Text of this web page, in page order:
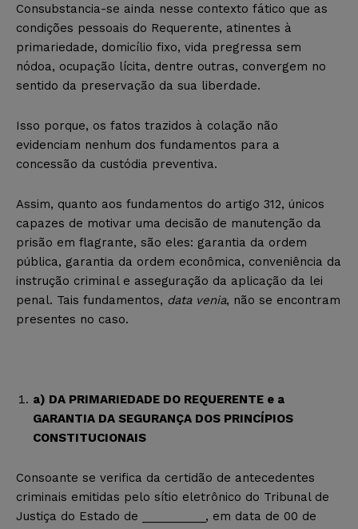
Consubstancia-se ainda nesse contexto fático que as
condições pessoais do Requerente, atinentes à
primariedade, domicílio fixo, vida pregressa sem
nódoa, ocupação lícita, dentre outras, convergem no
sentido da preservação da sua liberdade.
Isso porque, os fatos trazidos à colação não
evidenciam nenhum dos fundamentos para a
concessão da custódia preventiva.
Assim, quanto aos fundamentos do artigo 312, únicos
capazes de motivar uma decisão de manutenção da
prisão em flagrante, são eles: garantia da ordem
pública, garantia da ordem econômica, conveniência da
instrução criminal e asseguração da aplicação da lei
penal. Tais fundamentos, data venia, não se encontram
presentes no caso.
a) DA PRIMARIEDADE DO REQUERENTE e a
GARANTIA DA SEGURANÇA DOS PRINCÍPIOS
CONSTITUCIONAIS
Consoante se verifica da certidão de antecedentes
criminais emitidas pelo sítio eletrônico do Tribunal de
Justiça do Estado de __________, em data de 00 de